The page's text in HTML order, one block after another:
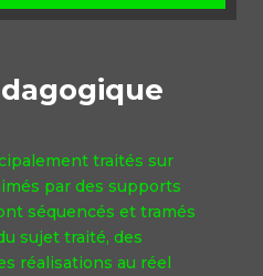
traités sur
par des supports
séquencés et tramés
sujet traité, des
réalisations au réel